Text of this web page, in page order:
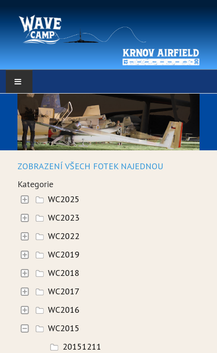
HLAVNÍ STRÁNKA
POČASÍ
POČASÍ - DATA
WEBKAMERY
LOW RES METEO
SELF BRIEFING
HISTORIE
WAVECAMP 2024
WAVECAMP 2023
ZOBRAZENÍ VŠECH FOTEK NAJEDNOU
Kategorie
WC2025
WC2023
WC2022
WC2019
WC2018
WC2017
WC2016
WC2015
20151211